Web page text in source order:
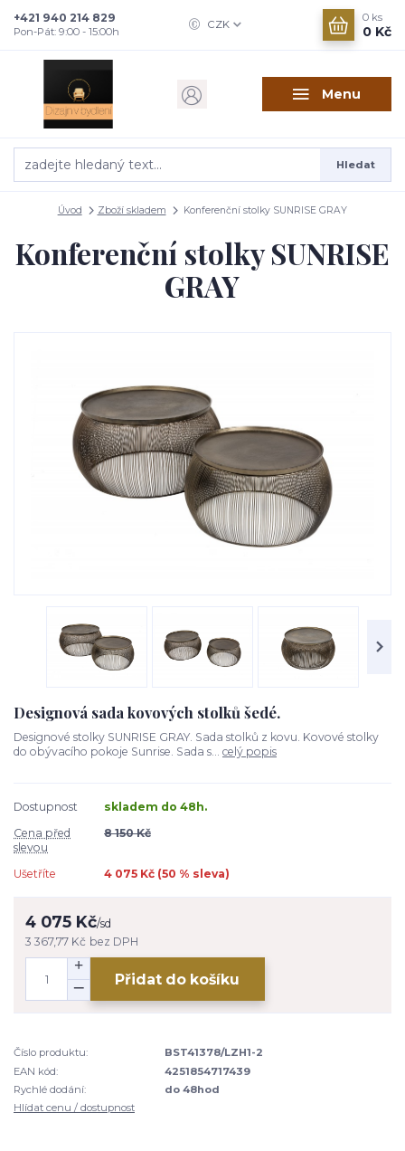
Menu
CZK
Hledat
+421 940 214 829
Pon-Pát: 9:00 - 15:00h
0 ks
0 Kč
Úvod Zboží skladem Konferenční stolky SUNRISE GRAY
Konferenční stolky SUNRISE
GRAY
Designová sada kovových stolků šedé.
Designové stolky SUNRISE GRAY. Sada stolků z kovu. Kovové stolky
do obývacího pokoje Sunrise. Sada s... celý popis
Dostupnost
skladem do 48h.
Cena před
slevou
8 150 Kč
Ušetříte 4 075 Kč (50 % sleva)
4 075 Kč/sd
3 367,77 Kč bez DPH
Přidat do košíku
Číslo produktu:
BST41378/LZH1-2
EAN kód:
4251854717439
Rychlé dodání:
do 48hod
Hlídat cenu / dostupnost